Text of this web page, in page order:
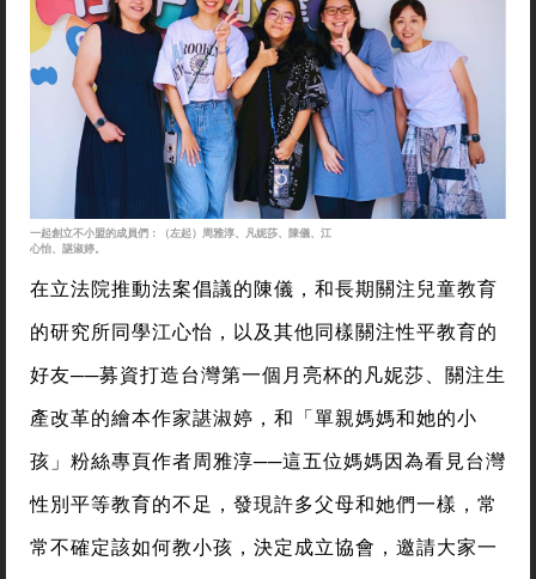
一起創立不小盟的成員們：（左起）周雅淳、凡妮莎、陳儀、江
心怡、諶淑婷。
在立法院推動法案倡議的陳儀，和長期關注兒童教育
的研究所同學江心怡，以及其他同樣關注性平教育的
好友──募資打造台灣第一個月亮杯的凡妮莎、關注生
產改革的繪本作家諶淑婷，和「單親媽媽和她的小
孩」粉絲專頁作者周雅淳──這五位媽媽因為看見台灣
性別平等教育的不足，發現許多父母和她們一樣，常
常不確定該如何教小孩，決定成立協會，邀請大家一